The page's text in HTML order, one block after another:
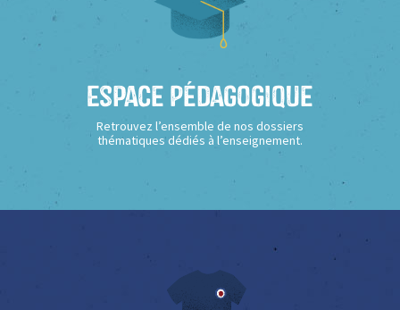
Espace Pédagogique
Retrouvez l’ensemble de nos dossiers
thématiques dédiés à l’enseignement.